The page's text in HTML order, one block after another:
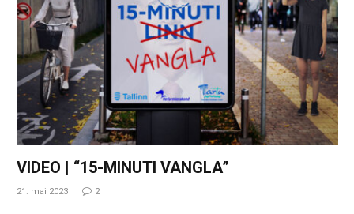
VIDEO | “15-MINUTI VANGLA”
21. mai 2023 2